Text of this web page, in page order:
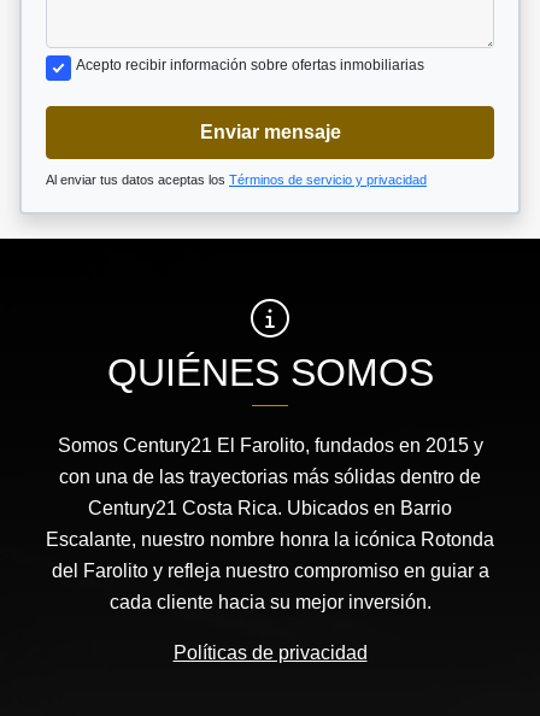
Acepto recibir información sobre ofertas inmobiliarias
Enviar mensaje
Al enviar tus datos aceptas los Términos de servicio y privacidad
QUIÉNES SOMOS
Somos Century21 El Farolito, fundados en 2015 y
con una de las trayectorias más sólidas dentro de
Century21 Costa Rica. Ubicados en Barrio
Escalante, nuestro nombre honra la icónica Rotonda
del Farolito y refleja nuestro compromiso en guiar a
cada cliente hacia su mejor inversión.
Políticas de privacidad